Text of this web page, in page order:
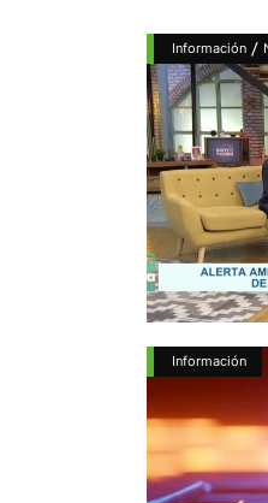
Información /
Información